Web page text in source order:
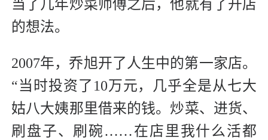
当了几年炒菜师傅之后，他就有了开店
的想法。
2007年，乔旭开了人生中的第一家店。
“当时投资了10万元，几乎全是从七大
姑八大姨那里借来的钱。炒菜、进货、
刷盘子、刷碗……在店里我什么活都